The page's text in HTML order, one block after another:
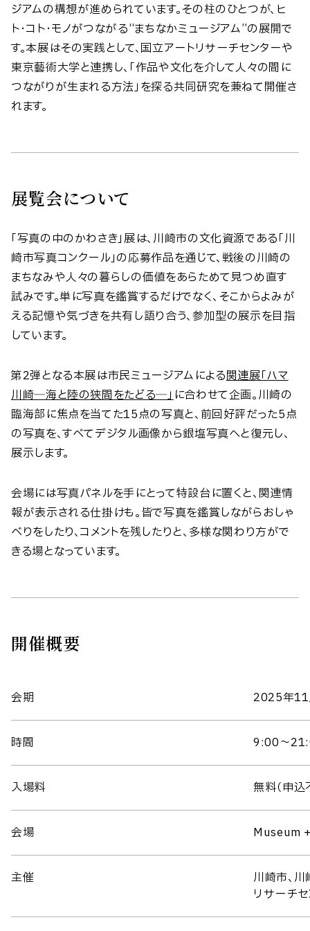
ジアムの構想が進められています。その柱のひとつが、ヒ
ト・コト・モノがつながる“まちなかミュージアム”の展開で
す。本展はその実践として、国立アートリサーチセンターや
東京藝術大学と連携し、「作品や文化を介して人々の間に
つながりが生まれる方法」を探る共同研究を兼ねて開催さ
れます。
展覧会について
「写真の中のかわさき」展は、川崎市の文化資源である「川
崎市写真コンクール」の応募作品を通じて、戦後の川崎の
まちなみや人々の暮らしの価値をあらためて見つめ直す
試みです。単に写真を鑑賞するだけでなく、そこからよみが
える記憶や気づきを共有し語り合う、参加型の展示を目指
しています。
第2弾となる本展は市民ミュージアムによる関連展「ハマ
川崎─海と陸の狭間をたどる─」に合わせて企画。川崎の
臨海部に焦点を当てた15点の写真と、前回好評だった5点
の写真を、すべてデジタル画像から銀塩写真へと復元し、
展示します。
会場には写真パネルを手にとって特設台に置くと、関連情
報が表示される仕掛けも。皆で写真を鑑賞しながらおしゃ
べりをしたり、コメントを残したりと、多様な関わり方がで
きる場となっています。
開催概要
会期 2025年11
時間 9:00～
入場料 無料（申込
会場 Museum
主催
川崎市、
リサーチ